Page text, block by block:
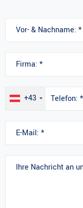
+43